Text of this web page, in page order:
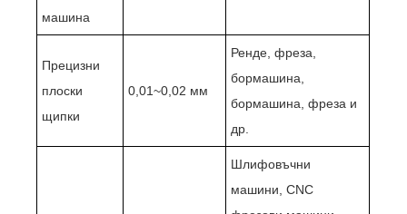
машина
Прецизни
плоски
щипки
0,01~0,02 мм
Ренде, фреза,
бормашина,
бормашина, фреза и
др.
Шлифовъчни
машини, CNC